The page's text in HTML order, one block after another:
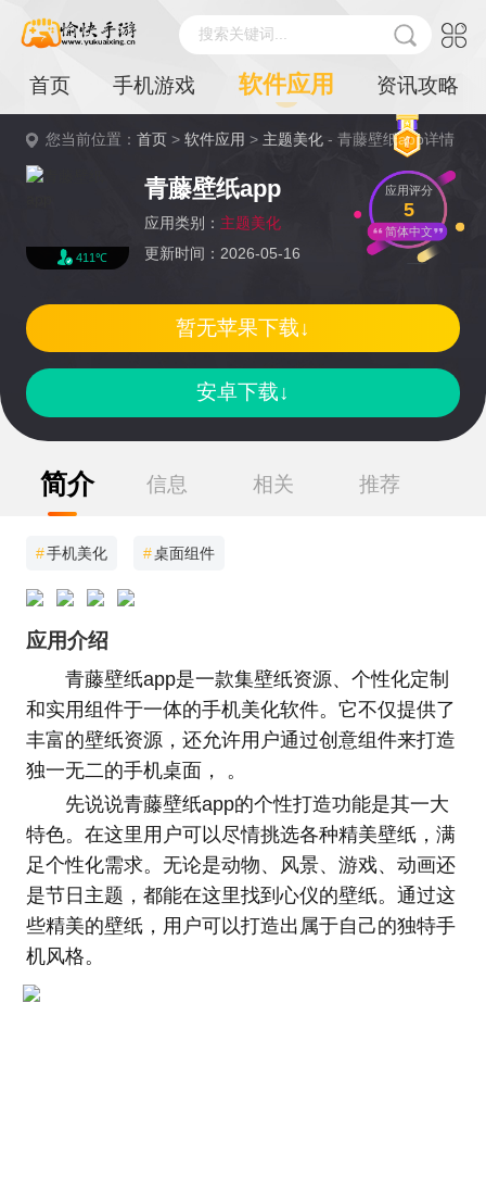
搜索关键词...
首页 手机游戏 软件应用 资讯攻略
您当前位置：首页 >软件应用 > 主题美化 - 青藤壁纸app详情
411℃
青藤壁纸app
应用类别： 主题美化
更新时间：2026-05-16
应用评分
5
简体中文
安卓下载↓
暂无苹果下载↓
简介 信息 相关 推荐
#手机美化 #桌面组件
应用介绍
青藤壁纸app是一款集壁纸资源、个性化定制
和实用组件于一体的手机美化软件。它不仅提供了
丰富的壁纸资源，还允许用户通过创意组件来打造
独一无二的手机桌面， 。
先说说青藤壁纸app的个性打造功能是其一大
特色。在这里用户可以尽情挑选各种精美壁纸，满
足个性化需求。无论是动物、风景、游戏、动画还
是节日主题，都能在这里找到心仪的壁纸。通过这
些精美的壁纸，用户可以打造出属于自己的独特手
机风格。